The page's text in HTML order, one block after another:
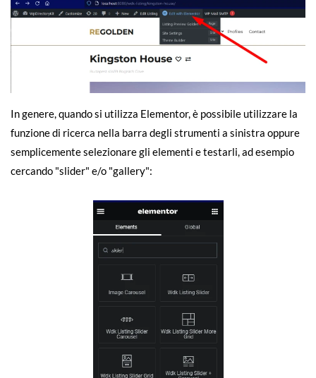
In genere, quando si utilizza Elementor, è possibile utilizzare la
funzione di ricerca nella barra degli strumenti a sinistra oppure
semplicemente selezionare gli elementi e testarli, ad esempio
cercando "slider" e/o "gallery":